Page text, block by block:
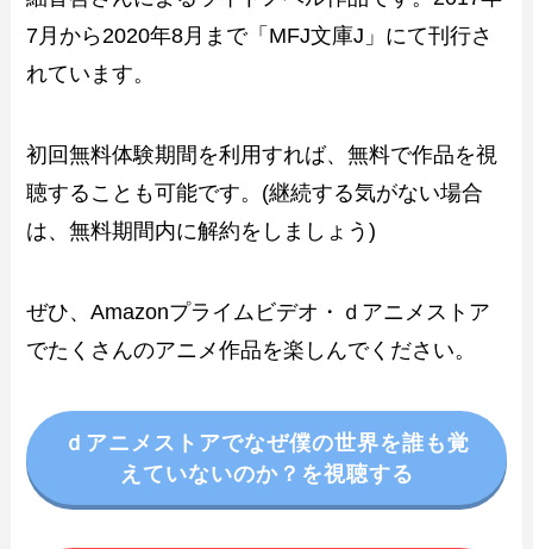
7月から2020年8月まで「MFJ文庫J」にて刊行さ
れています。
初回無料体験期間を利用すれば、無料で作品を視
聴することも可能です。(継続する気がない場合
は、無料期間内に解約をしましょう)
ぜひ、Amazonプライムビデオ・ｄアニメストア
でたくさんのアニメ作品を楽しんでください。
ｄアニメストアでなぜ僕の世界を誰も覚
えていないのか？を視聴する